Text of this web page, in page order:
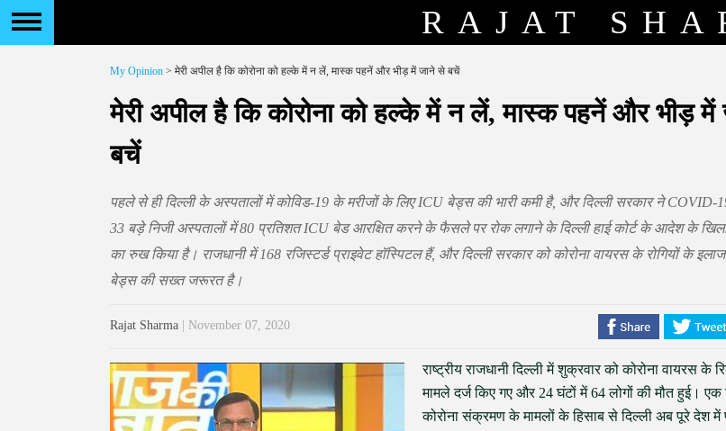
RAJAT
My Opinion > मेरी अपील है कि कोरोना को हल्के में न लें, मास्क पहनें और भीड़ में जाने से बचें
मेरी अपील है कि कोरोना को हल्के में न लें, मास्क पहनें और भीड़
बचें
पहले से ही दिल्ली के अस्पतालों में कोविड-19 के मरीजों के लिए ICU बेड्स की भारी कमी है, और दिल्ली सरकार ने COVID-
33 बड़े निजी अस्पतालों में 80 प्रतिशत ICU बेड आरक्षित करने के फैसले पर रोक लगाने के दिल्ली हाई कोर्ट के आदेश के
का रुख किया है। राजधानी में 168 रजिस्टर्ड प्राइवेट हॉस्पिटल हैं, और दिल्ली सरकार को कोरोना वायरस के रोगियों के
बेड्स की सख्त जरूरत है।
Rajat Sharma | November 07, 2020
राष्ट्रीय राजधानी दिल्ली में शुक्रवार को कोरोना वायरस के
मामले दर्ज किए गए और 24 घंटों में 64 लोगों की मौत हुई।
कोरोना संक्रमण के मामलों के हिसाब से दिल्ली अब पूरे देश